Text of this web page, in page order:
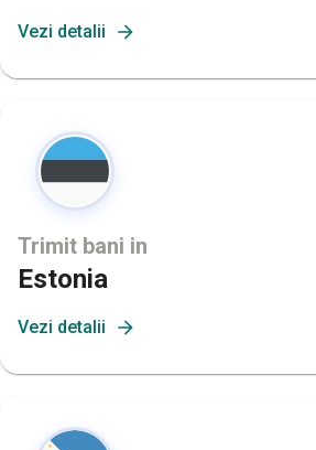
Vezi detalii
Trimit bani in
Estonia
Vezi detalii